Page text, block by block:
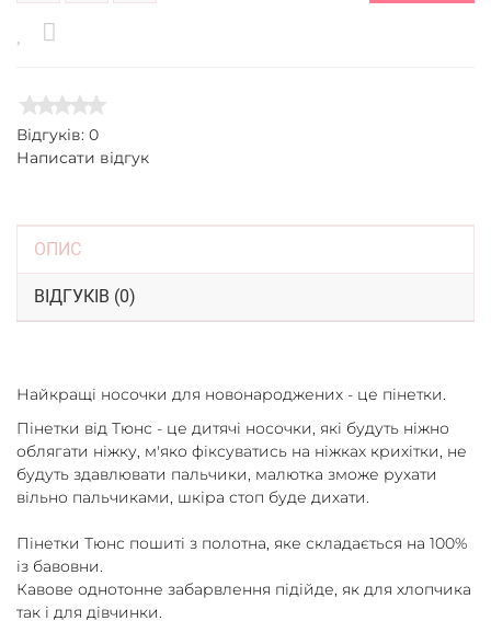
Відгуків: 0
Написати відгук
ОПИС
ВІДГУКІВ (0)
Найкращі носочки для новонароджених - це пінетки.
Пінетки від Тюнс - це дитячі носочки, які будуть ніжно
облягати ніжку, м'яко фіксуватись на ніжках крихітки, не
будуть здавлювати пальчики, малютка зможе рухати
вільно пальчиками, шкіра стоп буде дихати.
Пінетки Тюнс пошиті з полотна, яке складається на 100%
із бавовни.
Кавове однотонне забарвлення підійде, як для хлопчика
так і для дівчинки.